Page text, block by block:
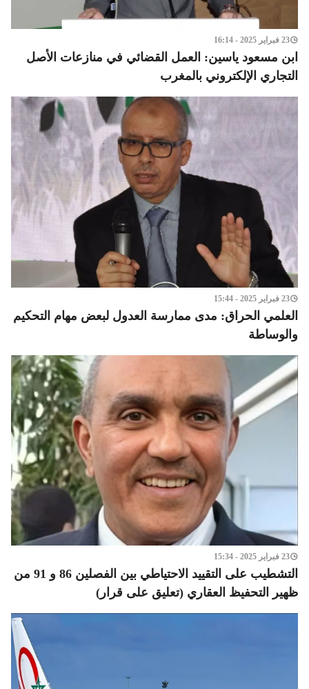
23 فبراير 2025 - 16:14
ابن مسعود ياسين: العمل القضائي في منازعات الأصل
التجاري الإلكتروني بالمغرب
23 فبراير 2025 - 15:44
العلمي الحراق: مدى ممارسة العدول لبعض مهام التحكيم
والوساطة
23 فبراير 2025 - 15:34
التشطيب على التقييد الاحتياطي بين الفصلين 86 و 91 من
ظهير التحفيظ العقاري (تعليق على قرار)